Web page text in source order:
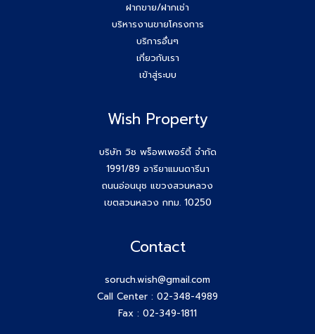
ฝากขาย/ฝากเช่า
บริหารงานขายโครงการ
บริการอื่นๆ
เกี่ยวกับเรา
เข้าสู่ระบบ
Wish Property
บริษัท วิช พร็อพเพอร์ตี้ จำกัด
1991/89 อารียาแมนดารีนา
ถนนอ่อนนุช แขวงสวนหลวง
เขตสวนหลวง กทม. 10250
Contact
soruch.wish@gmail.com
Call Center : 02-348-4989
Fax : 02-349-1811